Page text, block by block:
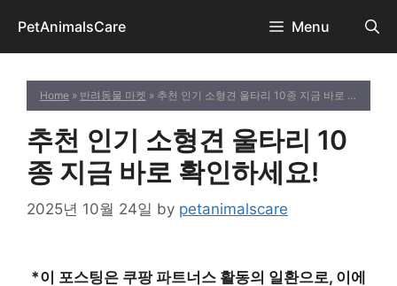
content
PetAnimalsCare Menu
Home » 반려동물 마켓 » 추천 인기 소형견 울타리 10종 지금 바로 확인하세요!
추천 인기 소형견 울타리 10
종 지금 바로 확인하세요!
2025년 10월 24일 by petanimalscare
*이 포스팅은 쿠팡 파트너스 활동의 일환으로, 이에